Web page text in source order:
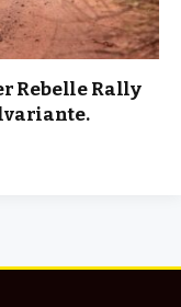
Rebelle Rally